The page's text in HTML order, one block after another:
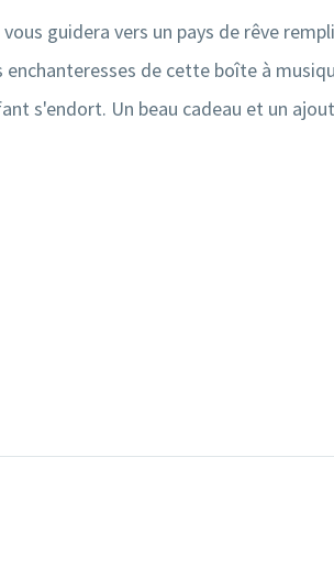
guidera vers un pays de rêve rempli
de cette boîte à
s'endort. Un beau cadeau et un